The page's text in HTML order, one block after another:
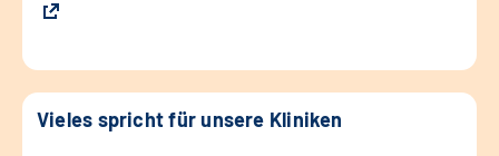
Vieles spricht für unsere Kliniken